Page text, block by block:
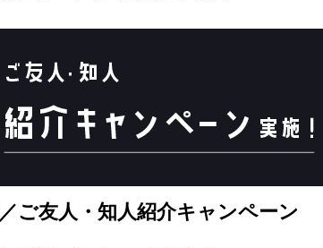
ご友人・知人紹介キャンペーン